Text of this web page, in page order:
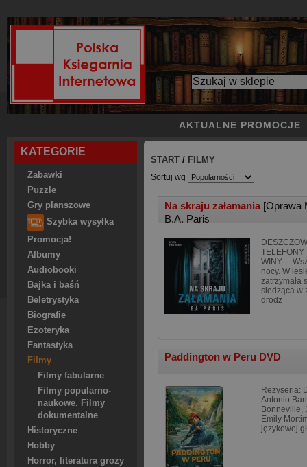
AKTUALNE PROMOCJE
KATEGORIE
Zabawki
Puzzle
Gry planszowe
Szybka wysyłka
Promocja!
Albumy
Audiobooki
Bajka i baśń
Beletrystyka
Biografie
Ezoteryka
Fantastyka
Filmy
Filmy fabularne
Filmy popularno-
naukowe. Filmy
dokumentalne
Historyczne
Hobby
Horror, literatura grozy
START / FILMY
Sortuj wg
Na skraju załamania [Oprawa
B.A. Paris
TELEFONY
WINY…
nocy. W
zatrzymała
siedząca w
drodz
Paddington w Peru DVD
Reżyseria:
Antonio
Bonneville,
Emily
językowej